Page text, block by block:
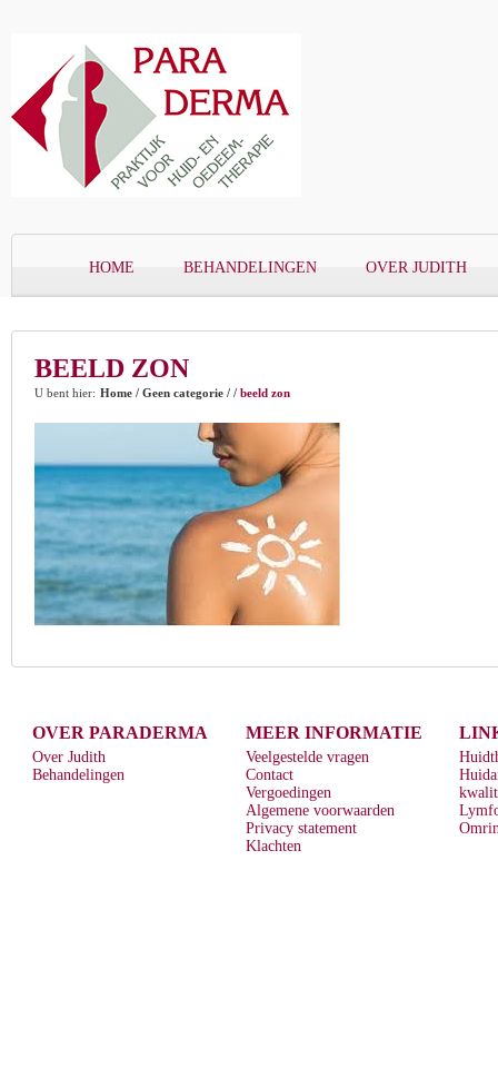
HOME BEHANDELINGEN OVER JUDITH
BEELD ZON
U bent hier: Home / Geen categorie / / beeld zon
OVER PARADERMA
Over Judith
Behandelingen
MEER INFORMATIE
Veelgestelde vragen
Contact
Vergoedingen
Algemene voorwaarden
Privacy statement
Klachten